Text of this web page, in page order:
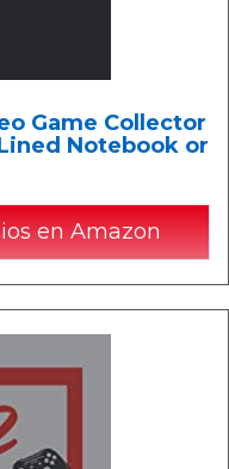
Game Collector
Notebook or
en Amazon